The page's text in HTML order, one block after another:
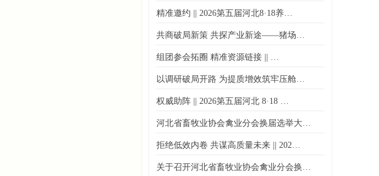
精准邀约 || 2026第五届河北8·18养…
共商破局新策 共探产业新途——猪场…
组团参会拓圈 精准资源链接 || …
以调研破局开路 为提质增效筑牢压舱…
权威助阵 || 2026第五届河北 8·18 …
河北省畜牧业协会禽业分会换届选举大…
拒绝低效内卷 共谋高质量未来 || 202…
关于召开河北省畜牧业协会禽业分会换…